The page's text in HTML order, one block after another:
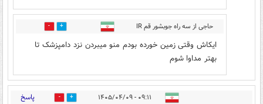
حاجی از سه راه جوبشور قم IR 0
ایکاش وقتی زمین خورده بودم منو میبردن نزد دامپزشک تا
بهتر مداوا شوم
۰۹:۱۱ - ۱۴۰۵/۰۴/۰۹ 10 پاسخ